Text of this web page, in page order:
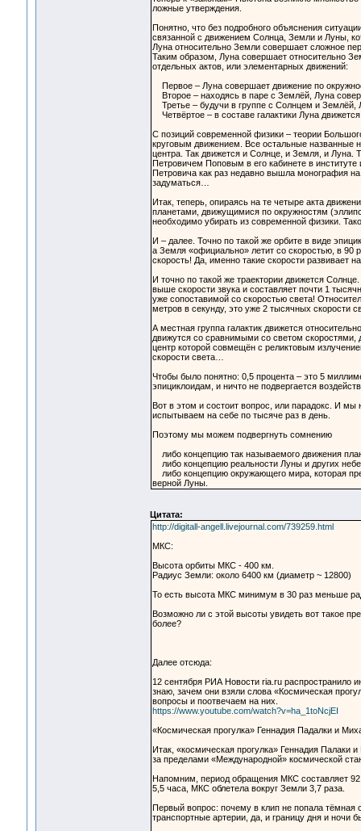
ложные утверждения.
Понятно, что без подробного объяснения
связанной с движением Солнца, Земли и Луны,
Луна относительно Земли совершает сложное
Таким образом, Луна совершает относительно
отдельных актов, или элементарных движений:
Первое – Луна совершает движение по
Второе – находясь в паре с Землёй, Луна
Третье – будучи в группе с Солнцем и Землёй,
Четвёртое – в составе галактики Луна
С позиций современной физики – теории
круговым движением. Все остальные названные
центра. Так движется и Солнце, и Земля, и
Петровичем Поповым в его кабинете в
Петровича как раз недавно вышла монография
задуматься…
Итак, теперь, опираясь на те четыре акта
планетами, движущимися по окружностям
необходимо убирать из современной физики.
И – далее. Точно по такой же орбите в виде
а Земля «официально» летит со скоростью, в
скорость! Да, именно такие скорости развивает
И точно по такой же траектории движется
выше скорости звука и составляет почти 1
уже сопоставимой со скоростью света!
метров в секунду, это уже 2 тысячных скорости
А местная группа галактик движется
движутся со сравнимыми со светом скоростями,
центр которой совмещён с реликтовым
скорости света…
Чтобы было понятно: 0,5 процента – это 5
эпициклоидам, и ничто не подвергается
Вот в этом и состоит вопрос, или парадокс. И
испытываем на себе по тысяче раз в день.
Поэтому мы можем подвергнуть сомнению
либо концепцию так называемого движения
либо концепцию реальности Луны и других
либо концепцию окружающего мира, которая
верной Луны.
Цитата:
http://digitall-angell.livejournal.com/739259.html
МКС:
Высота орбиты МКС - 400 км.
Радиус Земли: около 6400 км (диаметр ~ 12800)
То есть высота МКС минимум в 30 раз меньше
Возможно ли с этой высоты увидеть вот такое
более?
Далее отсюда:
12 сентября РИА Новости ria.ru распространило
знаю, зачем они взяли слова «Космическая
вопросы и поотвечаем на них.
https://www.youtube.com/watch?v=ha_1toNcjEI
«Космическая прогулка» Геннадия Падалки и
Итак, «космическая прогулка» Геннадия Палаки
за пределами «Международной» космической
Напомним, период обращения МКС составляет
5,5 часа, МКС облетела вокруг Земли 3,7 раза.
Первый вопрос: почему в клип не попала тёмная
транспортные артерии, да, и границу дня и ночи